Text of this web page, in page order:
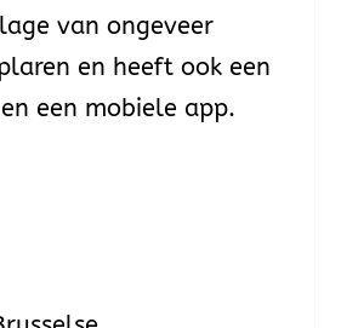
van ongeveer
en heeft ook een
een mobiele app.